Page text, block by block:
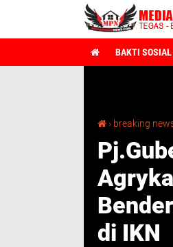
BAKTI SOSIAL
› breaking
di IKN